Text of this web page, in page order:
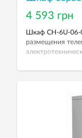
4 593 грн
Шкаф СН-6U-06-
размещения
пыли и влаги: